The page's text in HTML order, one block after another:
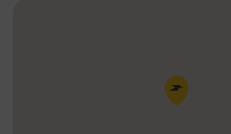
Pin de la carte